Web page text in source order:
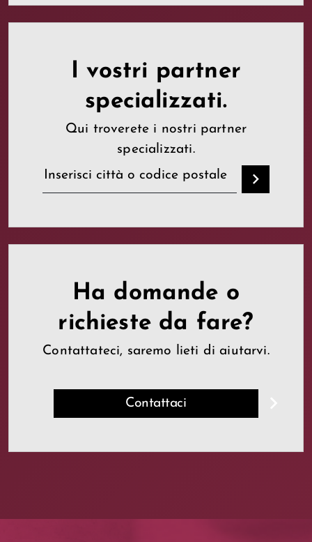
I vostri partner
specializzati.
Qui troverete i nostri partner
specializzati.
Ha domande o
richieste da fare?
Contattateci, saremo lieti di aiutarvi.
Contattaci